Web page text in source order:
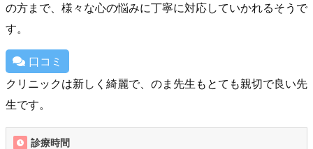
の方まで、様々な心の悩みに丁寧に対応していかれるそうで
す。
口コミ
クリニックは新しく綺麗で、のま先生もとても親切で良い先
生です。
診療時間